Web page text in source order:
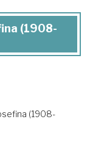
(1908-
(1908-